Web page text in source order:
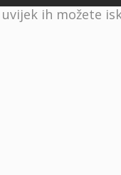
ih možete